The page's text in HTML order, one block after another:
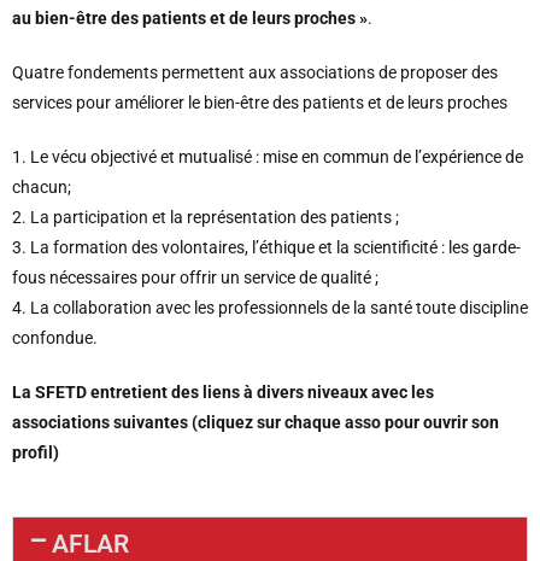
au bien-être des patients et de leurs proches ».
Quatre fondements permettent aux associations de proposer des
services pour améliorer le bien-être des patients et de leurs proches
1. Le vécu objectivé et mutualisé : mise en commun de l’expérience de
chacun;
2. La participation et la représentation des patients ;
3. La formation des volontaires, l’éthique et la scientificité : les garde-
fous nécessaires pour offrir un service de qualité ;
4. La collaboration avec les professionnels de la santé toute discipline
confondue.
La SFETD entretient des liens à divers niveaux avec les
associations suivantes (cliquez sur chaque asso pour ouvrir son
profil)
AFLAR